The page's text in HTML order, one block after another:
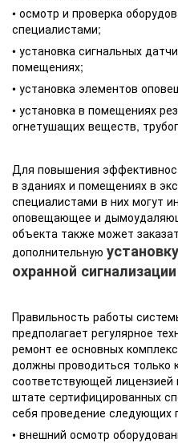
• осмотр и проверка
специалистами;
• установка сигнальных
помещениях;
• установка элементов
• установка в помещениях
огнетушащих веществ,
Для повышения
в зданиях и помещениях в
специалистами в них могут
оповещающее и
объекта также может
дополнительную
охранной сигнализации
Правильность работы
предполагает регулярное
ремонт ее основных
должны проводиться только
соответствующей
штате сертифицированных
себя проведение следующих
• внешний осмотр